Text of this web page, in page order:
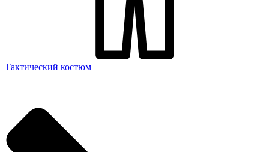
Тактический костюм